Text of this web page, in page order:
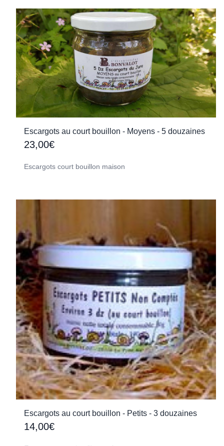
Escargots au court bouillon - Moyens - 5 douzaines
23,00€
Escargots court bouillon maison
Escargots au court bouillon - Petits - 3 douzaines
14,00€